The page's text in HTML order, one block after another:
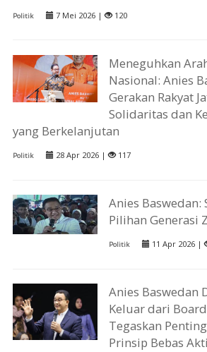
Politik 7 Mei 2026 | 120
Meneguhkan
Nasional: Anies
Gerakan Rakyat
Solidaritas dan
yang Berkelanjutan
Politik 28 Apr 2026 | 117
Anies Baswedan:
Pilihan Generasi
Politik 11 Apr 2026 |
Anies Baswedan
Keluar dari
Tegaskan
Prinsip Bebas